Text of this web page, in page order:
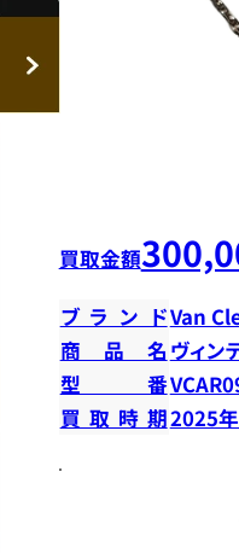
買取金額
ブランドVan
商品名 ヴィン
型番
買取時期2025